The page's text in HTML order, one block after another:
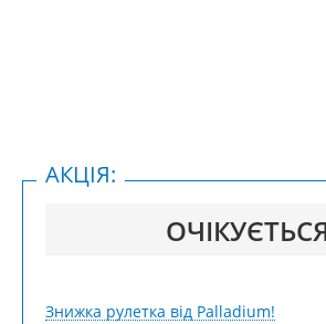
АКЦІЯ:
Знижка рулетка від Palladium!